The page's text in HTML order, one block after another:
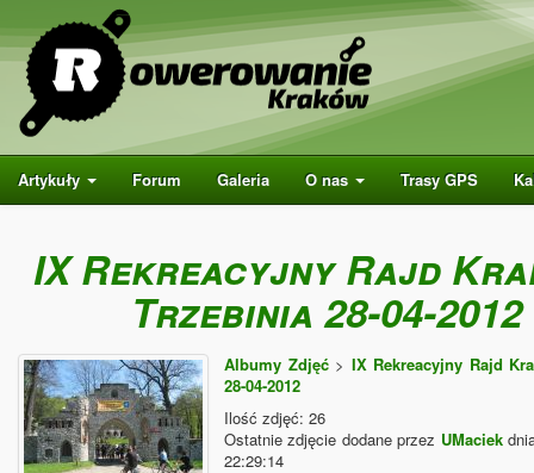
Artykuły Forum Galeria O nas Trasy GPS
IX Rekreacyjny Rajd
Trzebinia 28-04-2012
Albumy Zdjęć> IX Rekreacyjny Rajd
28-04-2012
Ilość zdjęć: 26
Ostatnie zdjęcie dodane przez UMaciek
22:29:14